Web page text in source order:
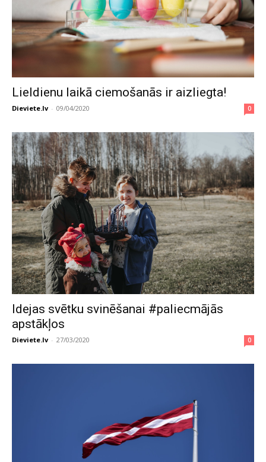
Lieldienu laikā ciemošanās ir aizliegta!
Dieviete.lv - 09/04/2020 0
Idejas svētku svinēšanai #paliecmājās
apstākļos
Dieviete.lv - 27/03/2020 0